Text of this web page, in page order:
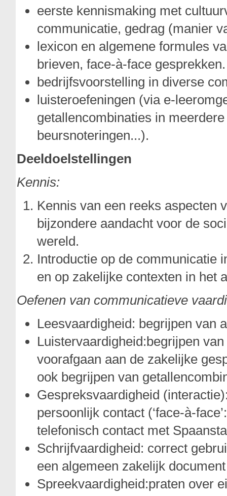
eerste kennismaking met
communicatie, gedrag (manier
lexicon en algemene formules
brieven, face-à-face gesprekken.
bedrijfsvoorstelling in diverse
luisteroefeningen (via e-
getallencombinaties in
beursnoteringen...).
Deeldoelstellingen
Kennis:
Kennis van een reeks aspecten
bijzondere aandacht voor de
wereld.
Introductie op de communicatie
en op zakelijke contexten in het
Oefenen van communicatieve
Leesvaardigheid: begrijpen van
Luistervaardigheid:begrijpen
voorafgaan aan de zakelijke
ook begrijpen van
Gespreksvaardigheid
persoonlijk contact (‘face-à-
telefonisch contact met
Schrijfvaardigheid: correct
een algemeen zakelijk
Spreekvaardigheid:praten over